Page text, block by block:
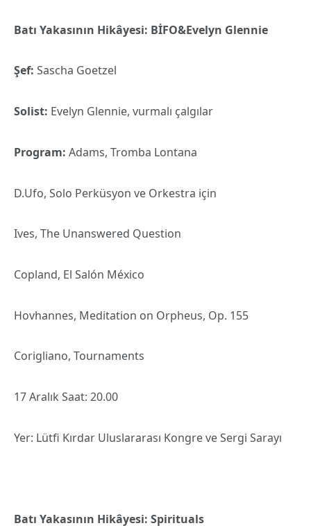
Batı Yakasının Hikâyesi: BİFO&Evelyn Glennie
Şef: Sascha Goetzel
Solist: Evelyn Glennie, vurmalı çalgılar
Program: Adams, Tromba Lontana
D.Ufo, Solo Perküsyon ve Orkestra için
Ives, The Unanswered Question
Copland, El Salón México
Hovhannes, Meditation on Orpheus, Op. 155
Corigliano, Tournaments
17 Aralık Saat: 20.00
Yer: Lütfi Kırdar Uluslararası Kongre ve Sergi Sarayı
Batı Yakasının Hikâyesi: Spirituals